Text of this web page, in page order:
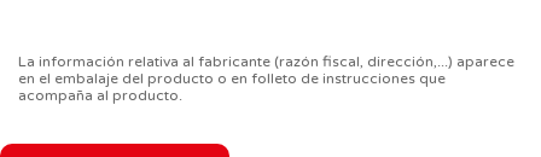
La información relativa al fabricante (razón fiscal, dirección,...) aparece
en el embalaje del producto o en folleto de instrucciones que
acompaña al producto.